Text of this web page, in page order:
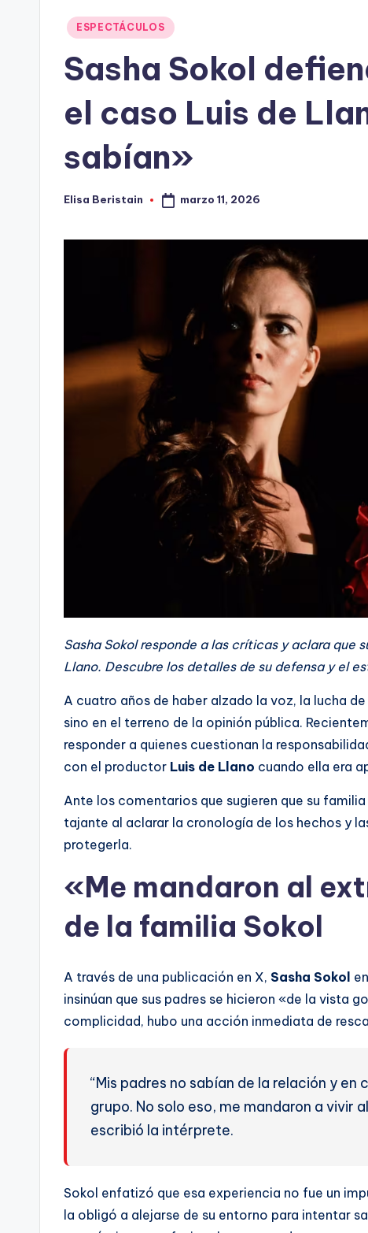
Publicado
ESPECTÁCULOS
Sasha Sokol
el caso Luis de
sabían»
Publicado
Elisa Beristain marzo 11, 2026
Sasha Sokol responde a las críticas y aclara que
Llano. Descubre los detalles de su defensa y el
A cuatro años de haber alzado la voz, la lucha
sino en el terreno de la opinión pública.
responder a quienes cuestionan la
con el productor Luis de Llano cuando ella era
Ante los comentarios que sugieren que su
tajante al aclarar la cronología de los hechos y
protegerla.
«Me mandaron al
de la familia Sokol
A través de una publicación en X, Sasha Sokol
insinúan que sus padres se hicieron «de la vista
complicidad, hubo una acción inmediata de
“Mis padres no sabían de la relación y
grupo. No solo eso, me mandaron a vivir
escribió la intérprete.
Sokol enfatizó que esa experiencia no fue un
la obligó a alejarse de su entorno para intentar